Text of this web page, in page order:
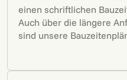
einen schriftlichen
Auch über die längere
sind unsere